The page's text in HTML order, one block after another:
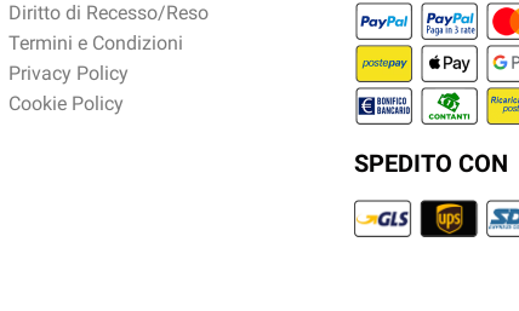
Diritto di Recesso/Reso
Termini e Condizioni
Privacy Policy
Cookie Policy
SPEDITO CON